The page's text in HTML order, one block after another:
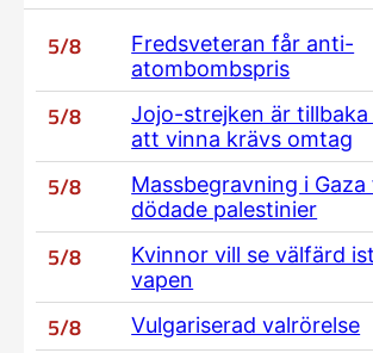
5/8
Fredsveteran får anti-
atombombspris
5/8
Jojo-strejken är
att vinna krävs omtag
5/8
Massbegravning i Gaza
dödade palestinier
5/8
Kvinnor vill se välfärd
vapen
5/8 Vulgariserad valrörelse